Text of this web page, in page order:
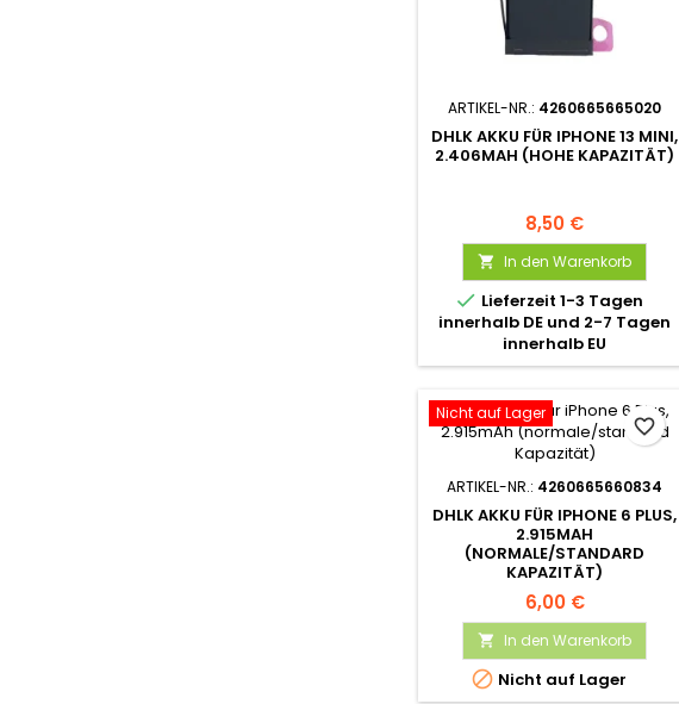
ARTIKEL-NR.: 4260665665020
DHLK AKKU FÜR IPHONE 13 MINI,
2.406MAH (HOHE KAPAZITÄT)
8,50 €
 In den Warenkorb
 Lieferzeit 1-3 Tagen
innerhalb DE und 2-7 Tagen
innerhalb EU
Nicht auf Lager
ARTIKEL-NR.: 4260665660834
DHLK AKKU FÜR IPHONE 6 PLUS,
2.915MAH
(NORMALE/STANDARD
KAPAZITÄT)
6,00 €
 In den Warenkorb
 Nicht auf Lager
favorite_border